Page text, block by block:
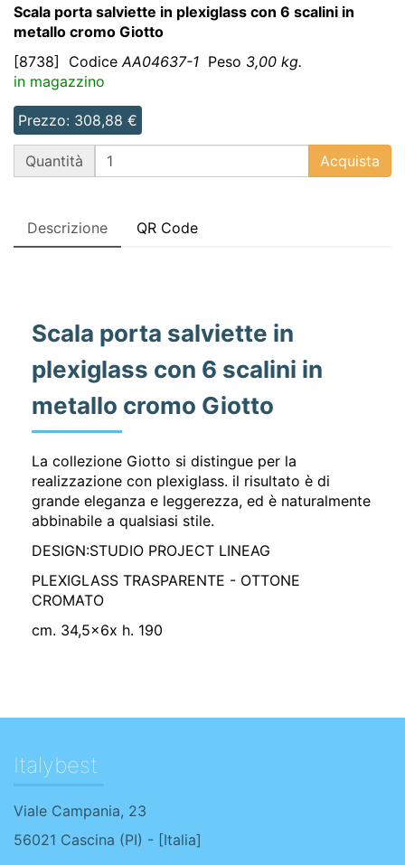
Scala porta salviette in plexiglass con 6 scalini in
metallo cromo Giotto
[8738]
Codice AA04637-1 Peso 3,00 kg.
in magazzino
Prezzo: 308,88 €
QTQuantità Acquista
Descrizione QR Code
Scala porta salviette in
plexiglass con 6 scalini in
metallo cromo Giotto
La collezione Giotto si distingue per la
realizzazione con plexiglass. il risultato è di
grande eleganza e leggerezza, ed è naturalmente
abbinabile a qualsiasi stile.
DESIGN:STUDIO PROJECT LINEAG
PLEXIGLASS TRASPARENTE - OTTONE
CROMATO
cm. 34,5x6x h. 190
Italybest
Viale Campania, 23
56021 Cascina (PI) - [Italia]